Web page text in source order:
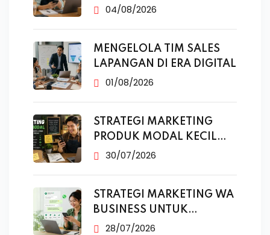
MESKI SUDAH
04/08/2026
MENGELOLA TIM SALES
LAPANGAN DI ERA DIGITAL
01/08/2026
STRATEGI MARKETING
PRODUK MODAL KECIL
TANPA IKLAN
30/07/2026
STRATEGI MARKETING WA
BUSINESS UNTUK
PENJUALAN
28/07/2026